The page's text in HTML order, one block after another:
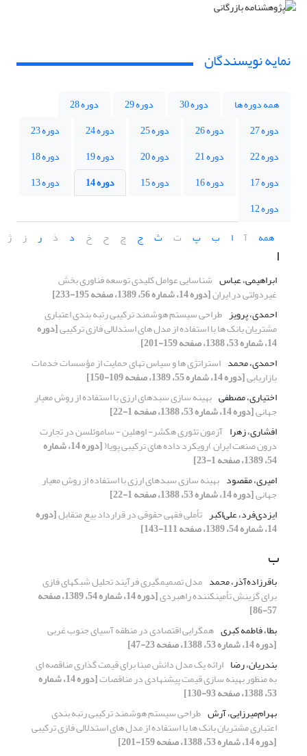
نمایه نویسندگان
همه دوره ها دوره 30 دوره 29
دوره 28
دوره 27
دوره 26 دوره 25 دوره 24
دوره 23
دوره 22
دوره 21 دوره 20 دوره 19
دوره 18
دوره 17
دوره 16 دوره 15 دوره 14
دوره 13
دوره 12
همه
آ ا ب پ ت ث ج چ ح خ د ذ ر ز ژ
ا
ابراهیمی، عباس شناسایی عوامل کلیدی توسعه فناوری بخش
غیردولتی در ایران[دوره 14، شماره 56، 1389، صفحه 195-233]
احمدی، پرویز طراحی سیستم هوشمند ترکیبی رتبه بندی اعتباری
مشتریان بانک ها با استفاده از مدل های استدلالی فازی ترکیبی[دوره
14، شماره 53، 1388، صفحه 159-201]
احمدی، محمد استراتژی ها و سیاس تهای حمایت از مؤسسات خدمات
بازاریابی[دوره 14، شماره 55، 1389، صفحه 109-150]
اختیاری، مصطفی بهینه سازی سبدهای ارزی با استفاده از روش معیار
جهانی[دوره 14، شماره 53، 1388، صفحه 1-22]
افشاری، زهرا آزمون تئوری هکشر- اوهلین - ساموئلسن در تجارت
درون صنعت ایران )رویکرد داده های ترکیبی پویا( [دوره 14، شماره
54، 1389، صفحه 1-23]
امیری، مقصود بهینه سازی سبدهای ارزی با استفاده از روش معیار
جهانی[دوره 14، شماره 53، 1388، صفحه 1-22]
ایزدی‌فرد، علی‌اکبر تأملی فقهی حقوقی در قرارداد بیع متقابل[دوره
14، شماره 54، 1389، صفحه 111-143]
ب
باقرزاده‌آذر، محمد مدل تصمیمگیری فرآیند تحلیل شبکهای فازی
برای گزینش تأمینکننده راهبردی [دوره 14، شماره 54، 1389، صفحه
57-86]
بطا، فاطمه ‌کبری همگرایی اقتصادی در منطقه آسیای جنوب غربی
[دوره 14، شماره 53، 1388، صفحه 23-47]
بندریان، رضا ارائه یک مدل دانش مبنا برای قیمت گذاری مناقصه ای
به منظور بهینه سازی قیمت پیشنهادی در مناقصات [دوره 14، شماره
53، 1388، صفحه 93-130]
بهرام‌میرزایی، آرش طراحی سیستم هوشمند ترکیبی رتبه بندی
اعتباری مشتریان بانک ها با استفاده از مدل های استدلالی فازی ترکیبی
[دوره 14، شماره 53، 1388، صفحه 159-201]